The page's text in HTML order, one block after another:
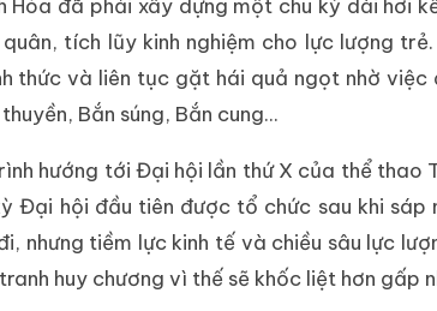
Hóa đã phải xây dựng một chu kỳ dài hơi
tích lũy kinh nghiệm cho lực lượng
thức và liên tục gặt hái quả ngọt nhờ
Bắn súng, Bắn cung...
hướng tới Đại hội lần thứ X của thể thao
Đại hội đầu tiên được tổ chức sau khi sáp
nhưng tiềm lực kinh tế và chiều sâu lực
huy chương vì thế sẽ khốc liệt hơn